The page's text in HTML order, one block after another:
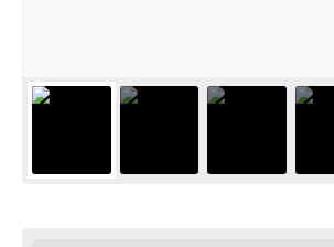
Plano Estratégico